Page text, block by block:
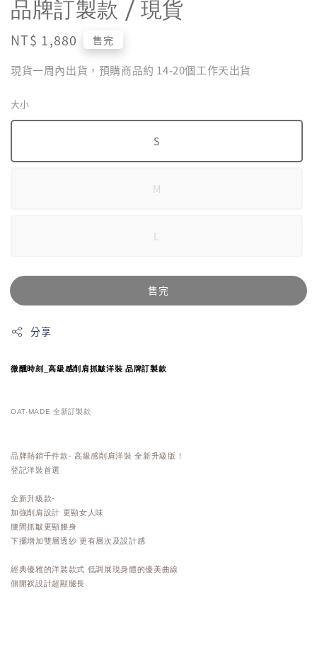
品牌訂製款 / 現貨
Regular
NT$ 1,880 售完
現貨一周內出貨，預購商品約 14-20個工作天出貨
大小
S
M
L
售完
分享
微醺時刻_高級感削肩抓皺洋裝 品牌訂製款
OAT-MADE 全新訂製款
品牌熱銷千件款- 高級感削肩洋裝 全新升級版！
登記洋裝首選
全新升級款-
加強削肩設計 更顯女人味
腰間抓皺更顯腰身
下擺增加雙層透紗 更有層次及設計感
經典優雅的洋裝款式 低調展現身體的優美曲線
側開衩設計超顯腿長